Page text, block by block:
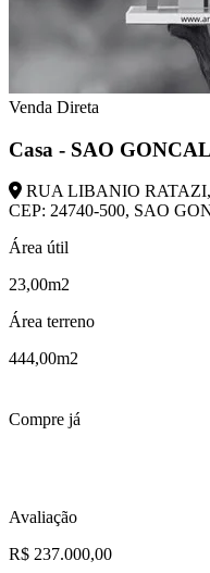
Venda Direta
Casa - SAO
RUA LIBANIO
CEP: 24740-500, SAO
Área útil
23,00m2
Área terreno
444,00m2
Compre já
Avaliação
R$ 237.000,00